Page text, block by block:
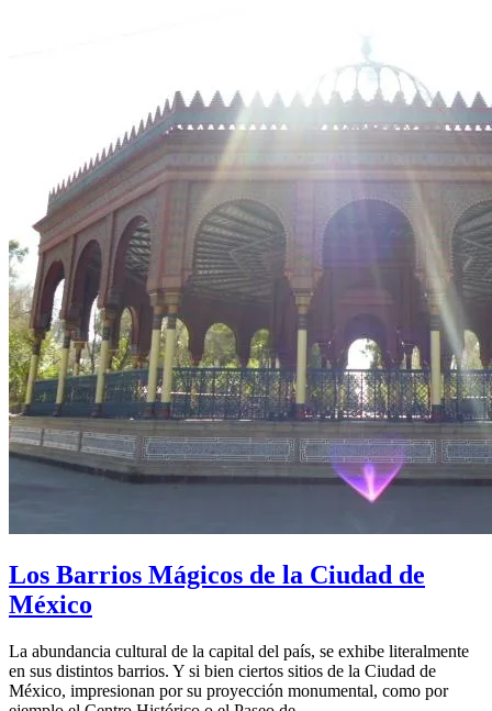
Los Barrios Mágicos de la Ciudad de
México
La abundancia cultural de la capital del país, se exhibe literalmente
en sus distintos barrios. Y si bien ciertos sitios de la Ciudad de
México, impresionan por su proyección monumental, como por